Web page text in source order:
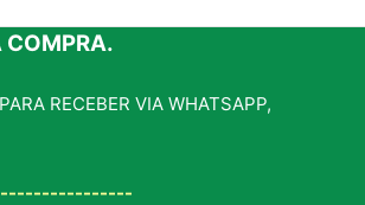
COMPRA.
RECEBER VIA WHATSAPP,